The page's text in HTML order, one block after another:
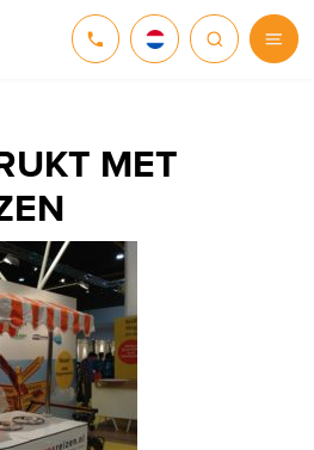
MET